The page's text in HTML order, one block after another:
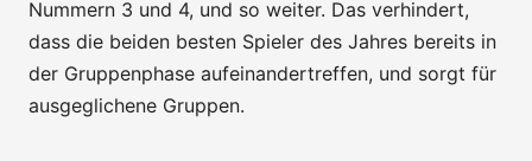
Nummern 3 und 4, und so weiter. Das verhindert,
dass die beiden besten Spieler des Jahres bereits in
der Gruppenphase aufeinandertreffen, und sorgt für
ausgeglichene Gruppen.